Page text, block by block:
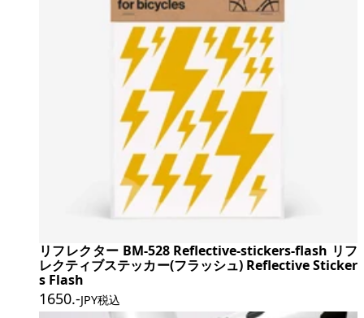
リフレクター BM-528 Reflective-stickers-flash リフ
レクティブステッカー(フラッシュ) Reflective Sticker
s Flash
1650.-JPY税込